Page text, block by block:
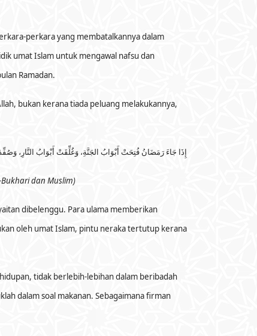
perkara yang membatalkannya dalam
umat Islam untuk mengawal nafsu dan
Ramadan.
bukan kerana tiada peluang melakukannya,
إِذَا جَاءَ رَمَضَانُ فُتِحَتْ أَبْوَابُ الجَنَّةِ، وَغُلِّقَتْ أَبْوَابُ النَّارِ،
dan Muslim)
dibelenggu. Para ulama memberikan
oleh umat Islam, pintu neraka tertutup kerana
tidak berlebih-lebihan dalam beribadah
dalam soal makanan. Sebagaimana firman